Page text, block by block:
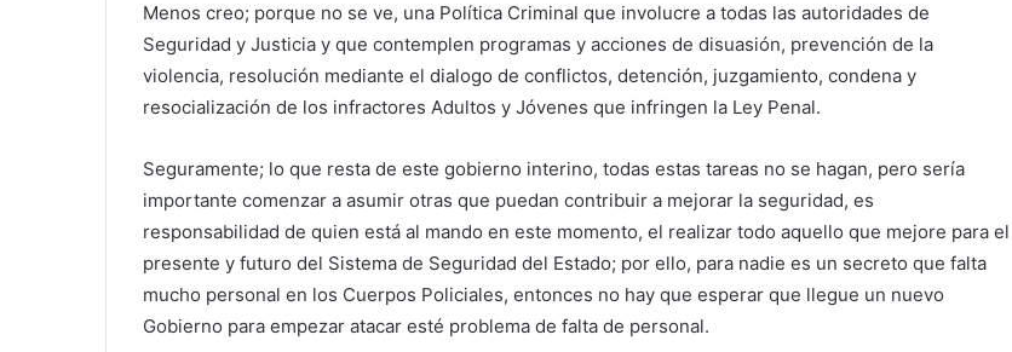
Menos creo; porque no se ve, una Política Criminal que involucre a todas las autoridades de
Seguridad y Justicia y que contemplen programas y acciones de disuasión, prevención de la
violencia, resolución mediante el dialogo de conflictos, detención, juzgamiento, condena y
resocialización de los infractores Adultos y Jóvenes que infringen la Ley Penal.
Seguramente; lo que resta de este gobierno interino, todas estas tareas no se hagan, pero sería
importante comenzar a asumir otras que puedan contribuir a mejorar la seguridad, es
responsabilidad de quien está al mando en este momento, el realizar todo aquello que mejore para el
presente y futuro del Sistema de Seguridad del Estado; por ello, para nadie es un secreto que falta
mucho personal en los Cuerpos Policiales, entonces no hay que esperar que llegue un nuevo
Gobierno para empezar atacar esté problema de falta de personal.